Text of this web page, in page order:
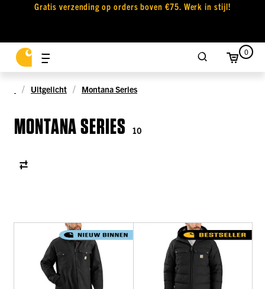
Gratis verzending op orders boven €75. Werk in stijl!
0
Uitgelicht Montana Series
MONTANA SERIES 10